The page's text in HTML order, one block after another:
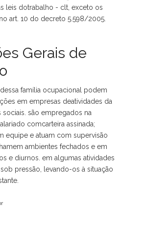
leis dotrabalho - clt, exceto os
art. 10 do decreto 5.598/2005.
Gerais de
família ocupacional podem
em empresas deatividades da
sociais. são empregados na
comcarteira assinada;
equipe e atuam com supervisão
ambientes fechados e em
e diurnos. em algumas atividades
pressão, levando-os à situação